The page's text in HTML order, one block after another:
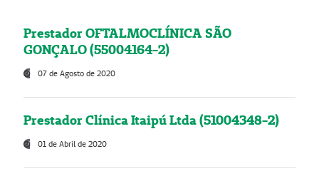
Prestador OFTALMOCLÍNICA SÃO
GONÇALO (55004164-2)
07 de Agosto de 2020
Prestador Clínica Itaipú Ltda (51004348-2)
01 de Abril de 2020